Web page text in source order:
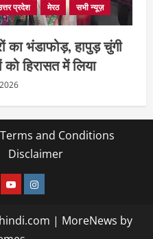
प्रदेश मेरठ सभी न्यूज़
का भंडाफोड़, हापुड़ चुंगी
हिरासत में लिया
Terms and Conditions
Disclaimer
YOUTUBE
instagram
| MoreNews by